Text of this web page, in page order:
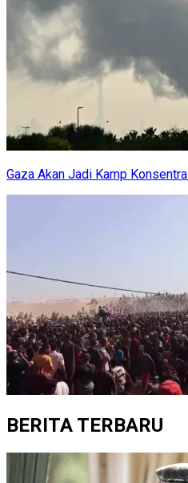
Gaza Akan Jadi Kamp
BERITA TERBARU